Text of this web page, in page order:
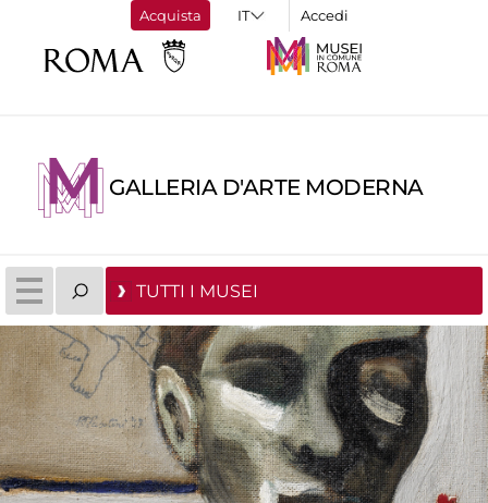
Acquista Accedi
GALLERIA D'ARTE MODERNA
TUTTI I MUSEI